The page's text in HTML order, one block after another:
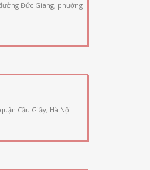
Đức Giang, phường
Cầu Giấy, Hà Nội